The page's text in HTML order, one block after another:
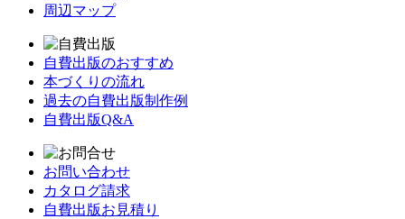
周辺マップ
自費出版のおすすめ
本づくりの流れ
過去の自費出版制作例
自費出版Q&A
お問い合わせ
カタログ請求
自費出版お見積り